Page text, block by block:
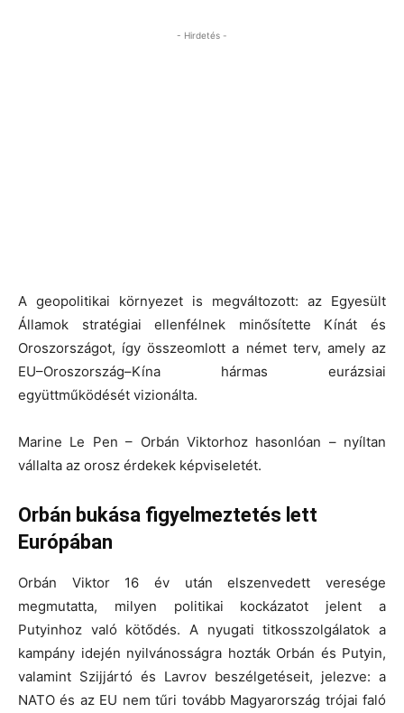
- Hirdetés -
A geopolitikai környezet is megváltozott: az Egyesült
Államok stratégiai ellenfélnek minősítette Kínát és
Oroszországot, így összeomlott a német terv, amely az
EU–Oroszország–Kína hármas eurázsiai
együttműködését vizionálta.
Marine Le Pen – Orbán Viktorhoz hasonlóan – nyíltan
vállalta az orosz érdekek képviseletét.
Orbán bukása figyelmeztetés lett
Európában
Orbán Viktor 16 év után elszenvedett veresége
megmutatta, milyen politikai kockázatot jelent a
Putyinhoz való kötődés. A nyugati titkosszolgálatok a
kampány idején nyilvánosságra hozták Orbán és Putyin,
valamint Szijjártó és Lavrov beszélgetéseit, jelezve: a
NATO és az EU nem tűri tovább Magyarország trójai faló